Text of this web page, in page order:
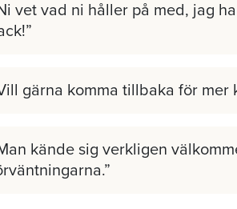
vet vad ni håller på med, jag
gärna komma tillbaka för mer
kände sig verkligen